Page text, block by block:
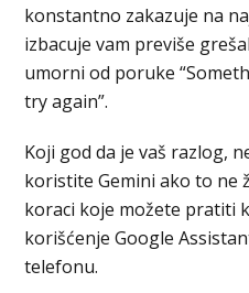
konstantno zakazuje na
izbacuje vam previše
umorni od poruke
try again”.
Koji god da je vaš razlog,
koristite Gemini ako to ne
koraci koje možete pratiti
korišćenje Google
telefonu.